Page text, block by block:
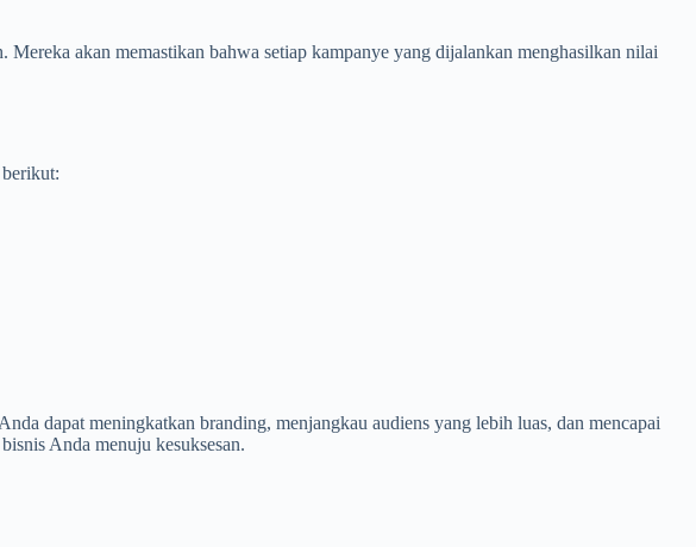
akan memastikan bahwa setiap kampanye yang dijalankan menghasilkan nilai
dapat meningkatkan branding, menjangkau audiens yang lebih luas, dan mencapai
Anda menuju kesuksesan.